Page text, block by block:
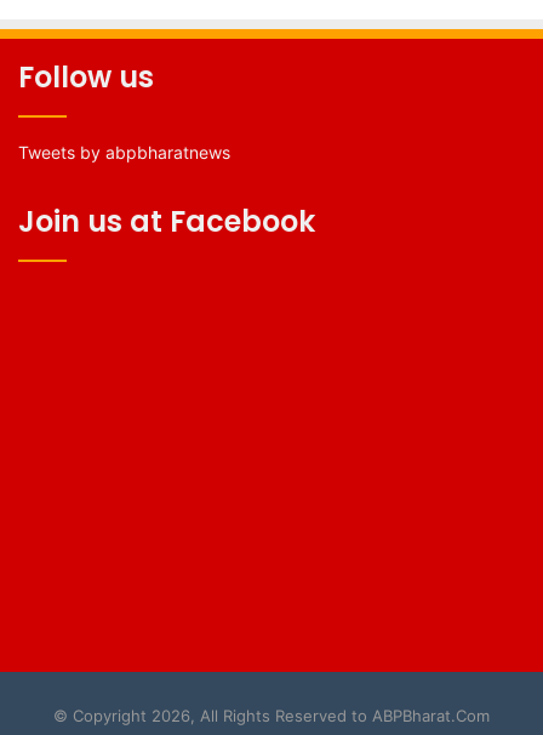
Follow us
Tweets by abpbharatnews
Join us at Facebook
© Copyright 2026, All Rights Reserved to ABPBharat.Com